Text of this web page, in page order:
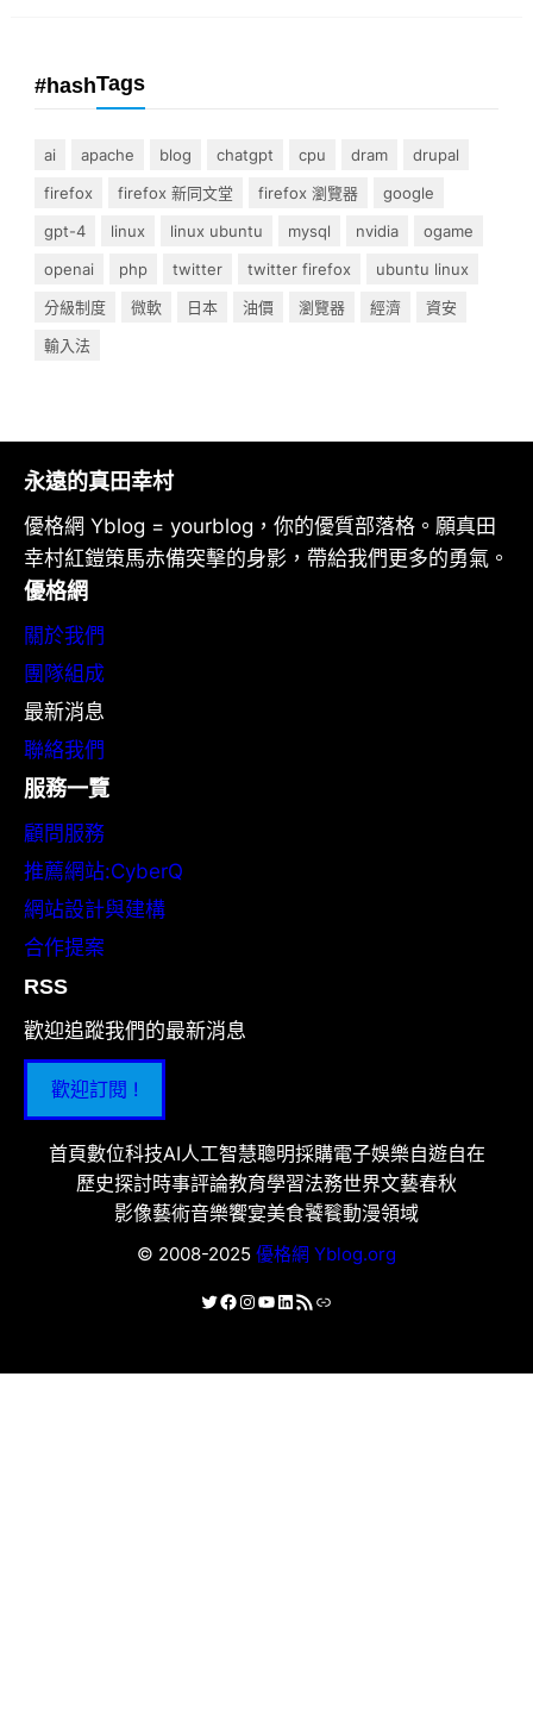
#hashTags
ai apache blog chatgpt cpu dram
drupal
firefox
firefox 新同文堂 firefox 瀏覽器
google
gpt-4
linux linux ubuntu mysql nvidia
ogame
openai
php twitter twitter firefox
ubuntu linux
分級制度
微軟 日本 油價 瀏覽器 經濟
資安
輸入法
永遠的真田幸村
優格網 Yblog = yourblog，你的優質部落格。願真田
幸村紅鎧策馬赤備突擊的身影，帶給我們更多的勇氣。
優格網
關於我們
團隊組成
最新消息
聯絡我們
服務一覽
顧問服務
推薦網站:CyberQ
網站設計與建構
合作提案
RSS
歡迎追蹤我們的最新消息
歡迎訂閱 !
首頁數位科技AI人工智慧聰明採購電子娛樂自遊自在
歷史探討時事評論教育學習法務世界文藝春秋
影像藝術音樂饗宴美食饕餮動漫領域
© 2008-2025 優格網 Yblog.org
X Facebook
Instagram
YouTube
LinkedIn
RSS 資訊提供連結